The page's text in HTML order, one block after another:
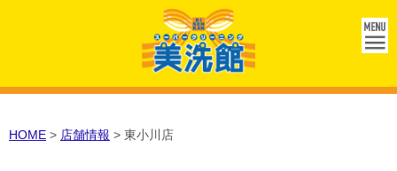
ME
NU
HOME > 店舗情報 > 東小川店